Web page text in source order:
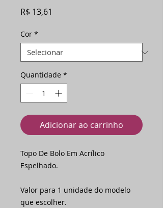
R$ 13,61
Cor *
Quantidade *
Adicionar ao carrinho
Topo De Bolo Em Acrílico
Espelhado.
Valor para 1 unidade do modelo
que escolher.